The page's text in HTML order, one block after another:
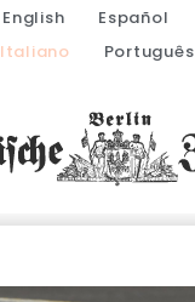
English Español
Italiano
Português